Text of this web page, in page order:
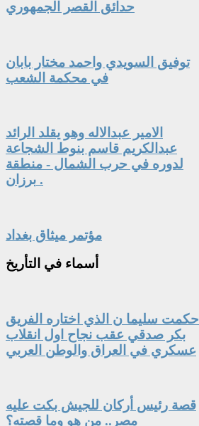
حدائق القصر الجمهوري
توفيق السويدي واحمد مختار بابان
في محكمة الشعب
الامير عبدالاله وهو يقلد الرائد
عبدالكريم قاسم بنوط الشجاعة
لدوره في حرب الشمال - منطقة
برزان .
مؤتمر ميثاق بغداد
أسماء في التأريخ
حكمت سليما ن الذي اختاره الفريق
بكر صدقي عقب نجاح اول انقلاب
عسكري في العراق والوطن العربي
قصة رئيس أركان للجيش بكت عليه
مصر.. من هو وما قصته؟